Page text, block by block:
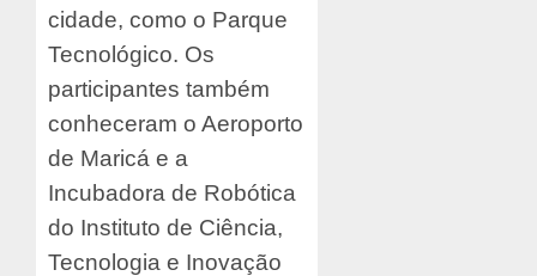
cidade, como o Parque
Tecnológico. Os
participantes também
conheceram o Aeroporto
de Maricá e a
Incubadora de Robótica
do Instituto de Ciência,
Tecnologia e Inovação